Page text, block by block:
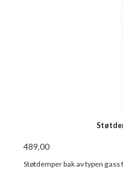
489,00
Støtdemper bak av typen gass